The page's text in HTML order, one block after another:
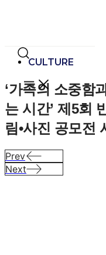
뛰
기
CULTURE
‘가족의 소중함
는 시간’ 제5회
림•사진 공모전
Prev
Next